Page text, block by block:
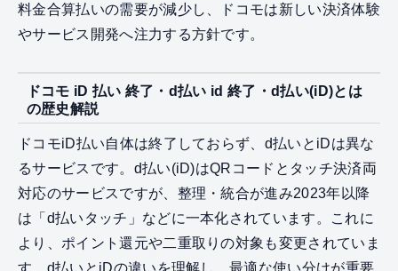
料金合算払いの需要が減少し、ドコモは新しい決済体験
やサービス開発へ注力する方針です。
ドコモ iD 払い 終了・d払い id 終了・d払い(iD)とは
の歴史解説
ドコモiD払い自体は終了しておらず、d払いとiDは異な
るサービスです。d払い(iD)はQRコードとタッチ決済両
対応のサービスですが、整理・統合が進み2023年以降
は「d払いタッチ」などに一本化されています。これに
より、ポイント還元や二重取りの対象も変更されていま